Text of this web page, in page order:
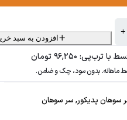
افزودن به سبد خرید
با ترب‌پی:۹۶,۲۵۰تومان
پدیکور,سر سوهان